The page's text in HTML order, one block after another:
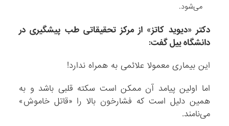
می‌شود.
دکتر «دیوید کاتز» از مرکز تحقیقاتی طب پیشگیری در
دانشگاه ییل گفت:
این بیماری معمولا علائمی به همراه ندارد!
اما اولین پیامد آن ممکن است سکته قلبی باشد و به
همین دلیل است که فشارخون بالا را «قاتل خاموش»
می‌نامند.